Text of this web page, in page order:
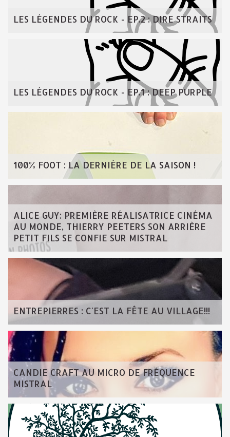
LES LÉGENDES DU ROCK - EP.2 : DIRE STRAITS
LES LÉGENDES DU ROCK - EP.1 : DEEP PURPLE
100% FOOT : LA DERNIÈRE DE LA SAISON !
ALICE GUY: PREMIÈRE RÉALISATRICE CINÉMA
AU MONDE, THIERRY PEETERS SON ARRIÈRE
PETIT FILS SE CONFIE SUR MISTRAL
ENTREPIERRES : C'EST LA FÊTE AU VILLAGE!!!
CANDIE CRAFT AU MICRO DE FRÉQUENCE
MISTRAL